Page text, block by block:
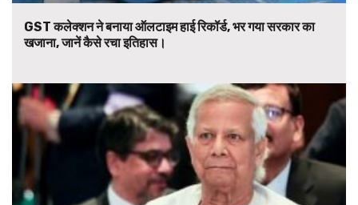
GST कलेक्शन ने बनाया ऑलटाइम हाई रिकॉर्ड, भर गया सरकार का
खजाना, जानें कैसे रचा इतिहास।